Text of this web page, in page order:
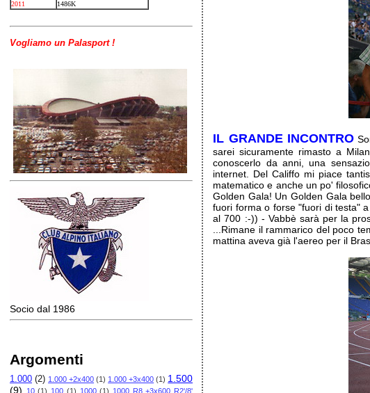
2011
1486K
Vogliamo un Palasport !
Socio dal 1986
Argomenti
1.000 (2) 1.000 +2x400 (1) 1.000 +3x400 (1) 1.500
(9)
10 (1) 100 (1) 1000 (1) 1000 R8 +3x600 R2'/8'
IL GRANDE INCONTRO
sarei sicuramente rimasto a
conoscerlo da anni, una
internet. Del Califfo mi piace
matematico e anche un po'
Golden Gala! Un Golden Gala
fuori forma o forse "fuori di testa"
al 700 :-)) - Vabbè sarà per la
...Rimane il rammarico del poco
mattina aveva già l'aereo per il